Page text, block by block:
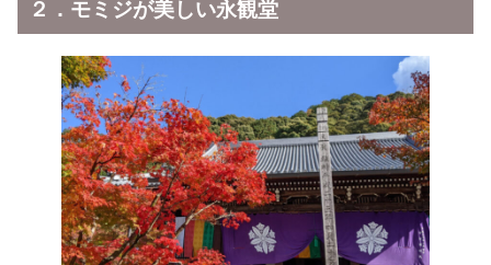
２．モミジが美しい永観堂